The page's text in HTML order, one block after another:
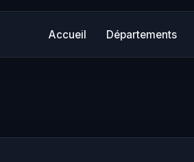
Accueil Départements